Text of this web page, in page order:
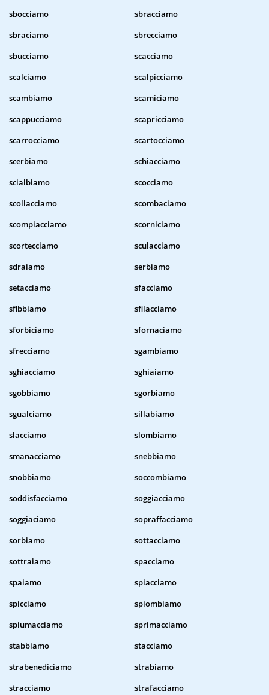
sbocciamo
sbracciamo
sbraciamo
sbrecciamo
sbucciamo
scacciamo
scalciamo
scalpicciamo
scambiamo
scamiciamo
scappucciamo
scapricciamo
scarrocciamo
scartocciamo
scerbiamo
schiacciamo
scialbiamo
scocciamo
scollacciamo
scombaciamo
scompiacciamo
scorniciamo
scortecciamo
sculacciamo
sdraiamo
serbiamo
setacciamo
sfacciamo
sfibbiamo
sfilacciamo
sforbiciamo
sfornaciamo
sfrecciamo
sgambiamo
sghiacciamo
sghiaiamo
sgobbiamo
sgorbiamo
sgualciamo
sillabiamo
slacciamo
slombiamo
smanacciamo
snebbiamo
snobbiamo
soccombiamo
soddisfacciamo
soggiacciamo
soggiaciamo
sopraffacciamo
sorbiamo
sottacciamo
sottraiamo
spacciamo
spaiamo
spiacciamo
spicciamo
spiombiamo
spiumacciamo
sprimacciamo
stabbiamo
stacciamo
strabenediciamo
strabiamo
stracciamo
strafacciamo